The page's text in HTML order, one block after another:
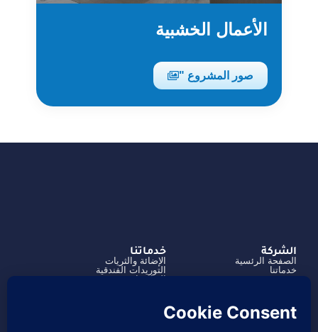
الأعمال الخشبية
صور المشروع "
الشركة
الصفحة الرئسية
خدماتنا
خدماتنا
الإضائة والثريات
التوريدات الفندقية
الديكورات
تواصل معنا